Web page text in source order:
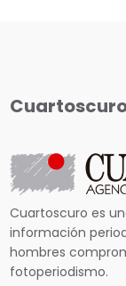
Cuartoscuro es
información
hombres
fotoperiodismo.